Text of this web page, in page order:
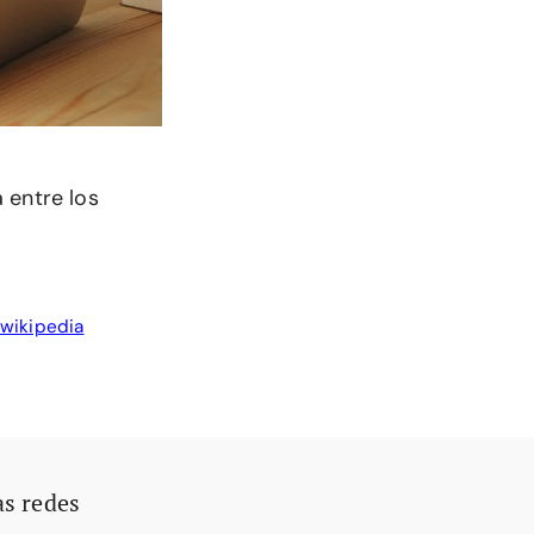
entre los
wikipedia
redes